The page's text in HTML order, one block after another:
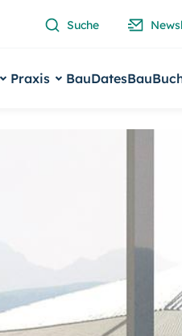
Suche
Praxis BauDates